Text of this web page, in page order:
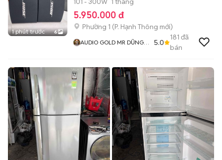
1 phút trước 6
5.950.000 đ
Phường 1 (P. Hạnh Thông mới)
AUDIO GOLD MR DŨNG
5.0
181 đã
bán